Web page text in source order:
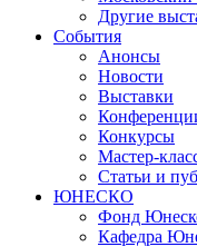
Другие
События
Анонсы
Новости
Выставки
Конкурсы
Мастер-
Статьи и
ЮНЕСКО
Фонд
Кафедра